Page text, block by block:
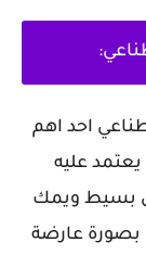
احد اهم
يعتمد عليه
بسيط ويمك
بصورة عارضة